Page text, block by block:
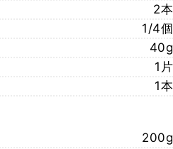
2本
1/4個
40g
1片
1本
200g